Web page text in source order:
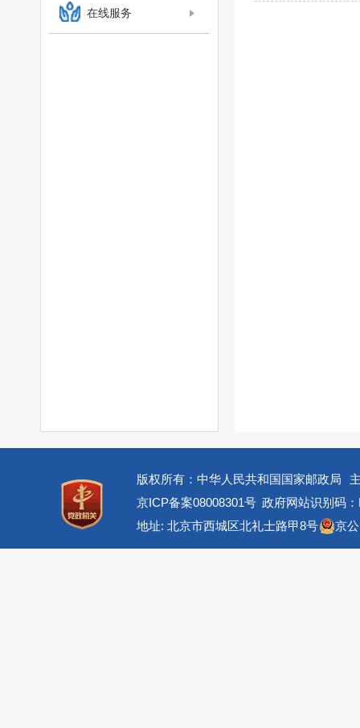
在线服务
版权所有：中华人民共和国国家邮政局
京ICP备案08008301号 政府网站识别码
地址: 北京市西城区北礼士路甲8号
京